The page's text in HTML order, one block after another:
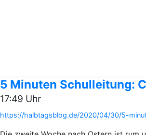
5 Minuten Schulleitung:
17:49 Uhr
https://halbtagsblog.de/2020/04/30/5-